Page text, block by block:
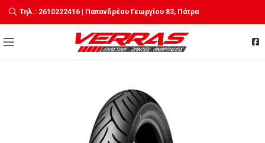
Τηλ.: 2610222416 | Παπανδρέου Γεωργίου 83, Πάτρα